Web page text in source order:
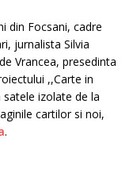
din Focsani, cadre
jurnalista Silvia
Vrancea, presedinta
,,Carte in
satele izolate de la
cartilor si noi,
.